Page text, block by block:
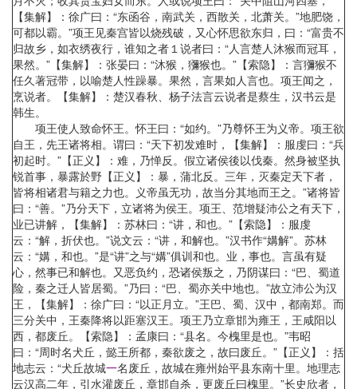
【集解】：徐广曰：“东函谷，南武关，西散关，北萧关。”地肥饶，
可都以霸。”项王见秦宫皆以烧残破，又心怀思欲东归，曰：“富贵不
归故乡，如衣绣夜行，谁知之者１说者曰：“人言楚人沐猴而冠耳，
果然。”【集解】：张晏曰：“沐猴，獼猴也。”【索隐】：言獼猴不
任久著冠带，以喻楚人性躁暴。果然，言果如人言也。项王闻之，
烹说者。【集解】：楚汉春秋、杨子法言云说者是蔡生，汉书云是
韩生。
项王使人致命怀王。怀王曰：“如约。”乃尊怀王为义帝。项王欲
自王，先王诸将相。谓曰：“天下初发难时，【集解】：服虔曰：“兵
初起时。”【正义】：难，乃惮反。假立诸侯後以伐秦。然身被坚执
锐首事，暴露於野【正义】：暴，蒲北反。三年，灭秦定天下者，
皆将相诸君与籍之力也。义帝虽无功，故当分其地而王之。”诸将皆
曰：“善。”乃分天下，立诸将为侯王。项王、范增疑沛公之有天下，
业已讲解，【集解】：苏林曰：“讲，和也。”【索隐】：服虔
云：“解，折伏也。”说文云：“讲，和解也。”汉书作“媾解”。苏林
云：“媾，和也。”是“讲”之与“媾”俱训和也。业，事也。言虽有疑
心，然事已和解也。又恶负约，恐诸侯叛之，乃阴谋曰：“巴、蜀道
险，秦之迁人皆居蜀。”乃曰：“巴、蜀亦关中地也。”故立沛公为汉
王，【集解】：徐广曰：“以正月立。”王巴、蜀、汉中，都南郑。而
三分关中，王秦降将以距塞汉王。项王乃立章邯为雍王，王咸阳以
西，都废丘。【索隐】：孟康曰：“县名。今槐里是也。”韦昭
曰：“周时名犬丘，懿王所都，秦欲废之，故曰废丘。”【正义】：括
地志云：“犬丘故城一名废丘，故城在雍州始平县东南十里。地理志
云汉高二年，引水灌废丘，章邯自杀，更废丘曰槐里。”长史欣者，